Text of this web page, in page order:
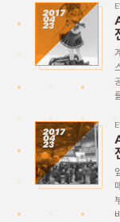
2017
04
23
2017
04
23